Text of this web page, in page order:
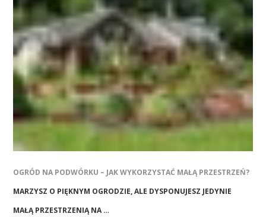
OGRÓD NA PODWÓRKU – JAK WYKORZYSTAĆ MAŁĄ PRZESTRZEŃ?
MARZYSZ O PIĘKNYM OGRODZIE, ALE DYSPONUJESZ JEDYNIE
MAŁĄ PRZESTRZENIĄ NA …